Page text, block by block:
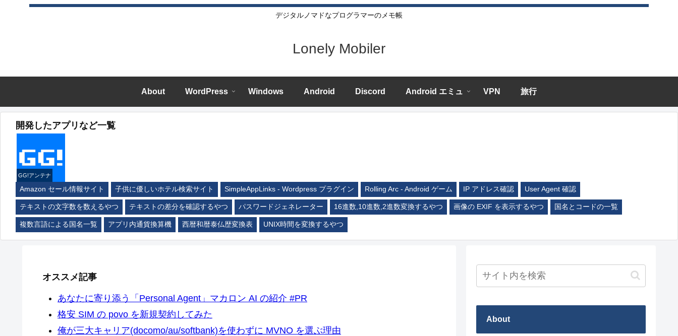
デジタルノマドなプログラマーのメモ帳
Lonely Mobiler
About WordPress Windows Android Discord Android エミュ VPN 旅行
開発したアプリなど一覧
GG!アンテナ
Amazon セール情報サイト 子供に優しいホテル検索サイト SimpleAppLinks - Wordpress プラグイン Rolling Arc - Android ゲーム IP アドレス確認 User Agent 確認
テキストの文字数を数えるやつ テキストの差分を確認するやつ パスワードジェネレーター 16進数,10進数,2進数変換するやつ 画像の EXIF を表示するやつ 国名とコードの一覧
複数言語による国名一覧 アプリ内通貨換算機 西暦和暦泰仏歴変換表 UNIX時間を変換するやつ
オススメ記事
あなたに寄り添う「Personal Agent」マカロン AI の紹介 #PR
格安 SIM の povo を新規契約してみた
俺が三大キャリア(docomo/au/softbank)を使わずに MVNO を選ぶ理由
About